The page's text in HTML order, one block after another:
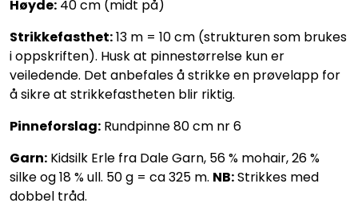
Høyde: 40 cm (midt på)
Strikkefasthet:13 m = 10 cm (strukturen som brukes
i oppskriften). Husk at pinnestørrelse kun er
veiledende. Det anbefales å strikke en prøvelapp for
å sikre at strikkefastheten blir riktig.
Pinneforslag: Rundpinne 80 cm nr 6
Garn: Kidsilk Erle fra Dale Garn, 56 % mohair, 26 %
silke og 18 % ull. 50 g = ca 325 m. NB:Strikkes med
dobbel tråd.